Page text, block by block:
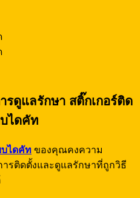
รดูแลรักษา สติ๊กเกอร์ติด
ไดคัท
บไดคัท ของคุณคงความ
รติดตั้งและดูแลรักษาที่ถูกวิธี